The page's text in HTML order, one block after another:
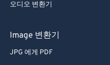
오디오 변환기
Image 변환기
JPG 에게 PDF